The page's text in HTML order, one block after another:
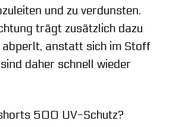
und zu verdunsten.
trägt zusätzlich dazu
abperlt, anstatt sich im Stoff
daher schnell wieder
500 UV-Schutz?